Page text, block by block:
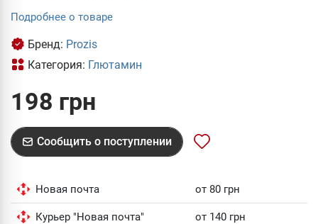
Подробнее о товаре
Бренд: Prozis
Категория: Глютамин
198 грн
Сообщить о поступлении
Новая почта от 80 грн
Курьер "Новая почта" от 140 грн